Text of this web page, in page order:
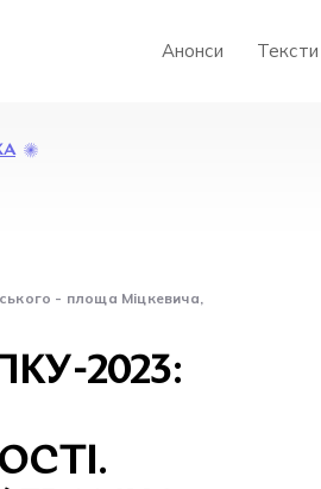
Анонси Тексти
/
IF
- площа Міцкевича,
2023: